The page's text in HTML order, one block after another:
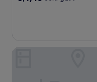
Bewertungen)
easy-flat Augarten -